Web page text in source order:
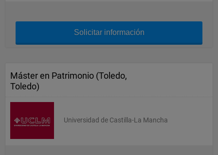
Solicitar información
Máster en Patrimonio (Toledo,
Toledo)
Universidad de Castilla-La Mancha